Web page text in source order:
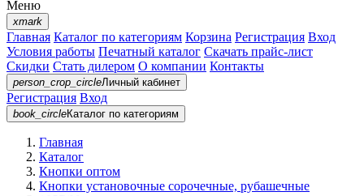
Меню
xmark
Главная Каталог по категориям Корзина Регистрация Вход
Условия работы Печатный каталог Скачать прайс-лист
Скидки Стать дилером О компании Контакты
person_crop_circleЛичный кабинет
Регистрация Вход
book_circleКаталог по категориям
Главная
Каталог
Кнопки оптом
Кнопки установочные сорочечные, рубашечные